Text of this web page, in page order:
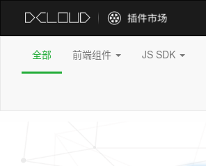
全部 前端组件 JS SDK